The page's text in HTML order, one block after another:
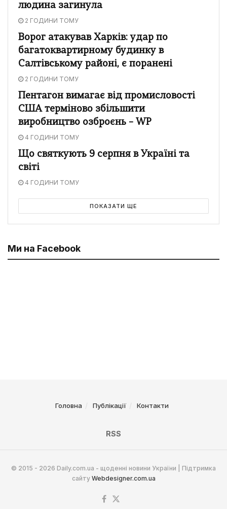
людина загинула
2 ГОДИНИ ТОМУ
Ворог атакував Харків: удар по
багатоквартирному будинку в
Салтівському районі, є поранені
2 ГОДИНИ ТОМУ
Пентагон вимагає від промисловості
США терміново збільшити
виробництво озброєнь – WP
4 ГОДИНИ ТОМУ
Що святкують 9 серпня в Україні та
світі
4 ГОДИНИ ТОМУ
ПОКАЗАТИ ЩЕ
Ми на Facebook
Головна Публікації Контакти
RSS
© 2015 - 2026 Daily.com.ua - щоденні новини України | Підтримка
сайту Webdesigner.com.ua